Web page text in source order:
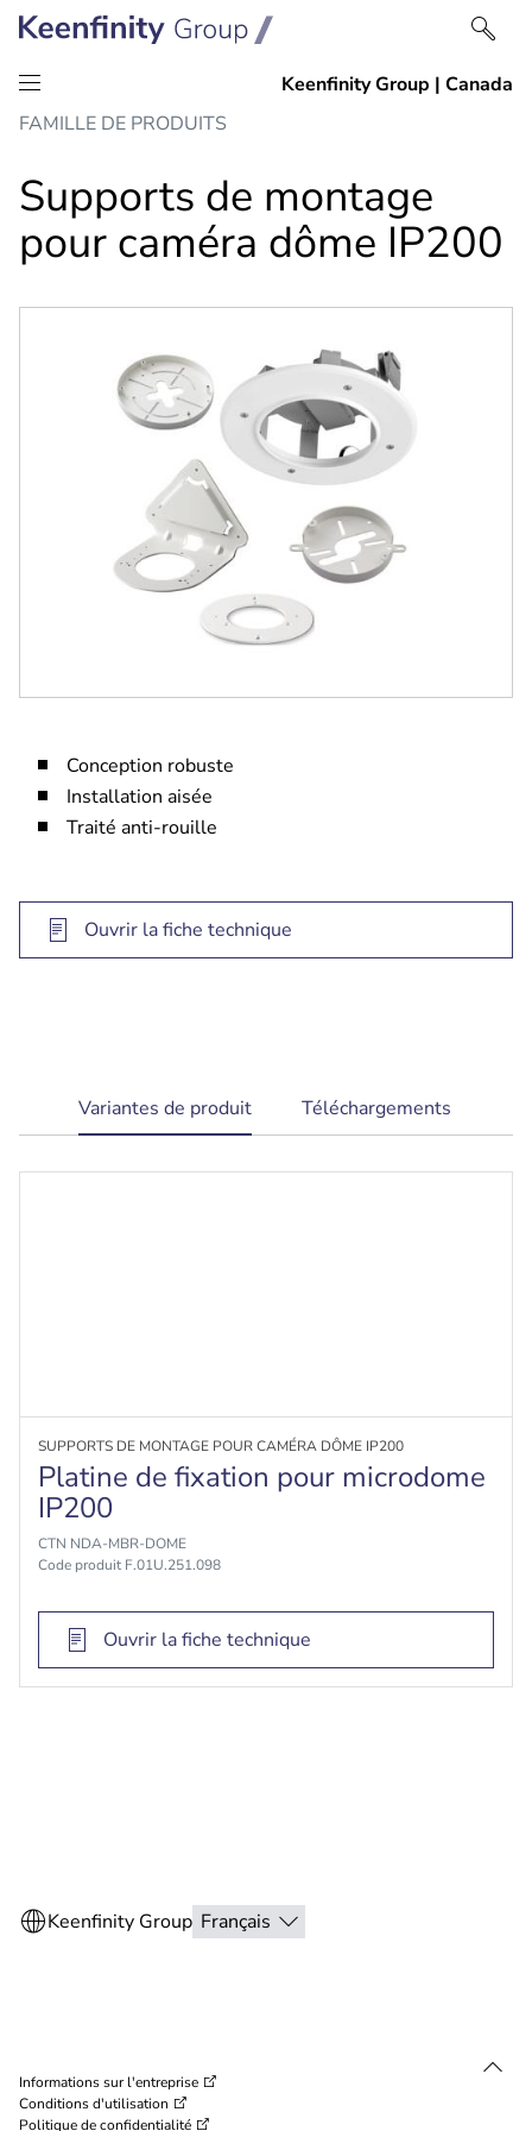
Passer
contenu
Passer
navigation
FAMILLE DE PRODUITS
Supports de montage
pour caméra dôme IP200
Conception robuste
Installation aisée
Traité anti-rouille
Ouvrir la fiche technique
current
tab:
Variantes de produit Téléchargements
SUPPORTS DE MONTAGE POUR CAMÉRA DÔME IP200
Platine de fixation pour microdome
IP200
CTN NDA-MBR-DOME
Code produit F.01U.251.098
Ouvrir la fiche technique
Informations sur l'entreprise
Conditions d'utilisation
Politique de confidentialité